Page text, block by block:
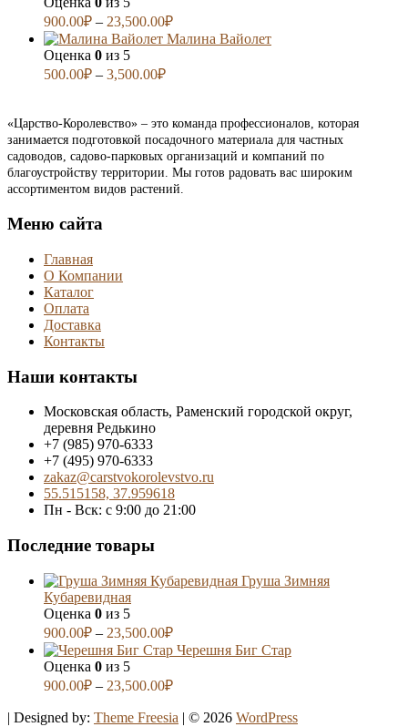
900.00₽ – 23,500.00₽
Малина Вайолет
Оценка 0 из 5
500.00₽ – 3,500.00₽
«Царство-Королевство» – это команда профессионалов, которая
занимается подготовкой посадочного материала для частных
садоводов, садово-парковых организаций и компаний по
благоустройству территории. Мы готов радовать вас широким
ассортиментом видов растений.
Меню сайта
Главная
О Компании
Каталог
Оплата
Доставка
Контакты
Наши контакты
Московская область, Раменский городской округ,
деревня Редькино
+7 (985) 970-6333
+7 (495) 970-6333
zakaz@carstvokorolevstvo.ru
55.515158, 37.959618
Пн - Вск: с 9:00 до 21:00
Последние товары
Груша Зимняя
Кубаревидная
Оценка 0 из 5
900.00₽ – 23,500.00₽
Черешня Биг Стар
Оценка 0 из 5
900.00₽ – 23,500.00₽
| Designed by: Theme Freesia | © 2026 WordPress